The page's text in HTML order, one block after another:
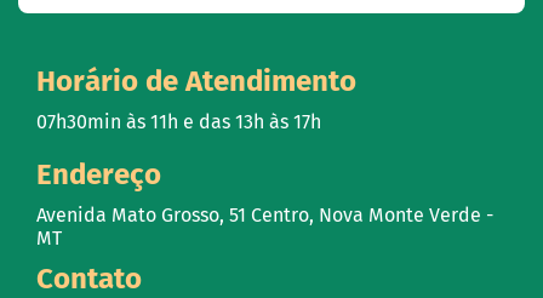
Horário de Atendimento
07h30min às 11h e das 13h às 17h
Endereço
Avenida Mato Grosso, 51 Centro, Nova Monte Verde -
MT
Contato